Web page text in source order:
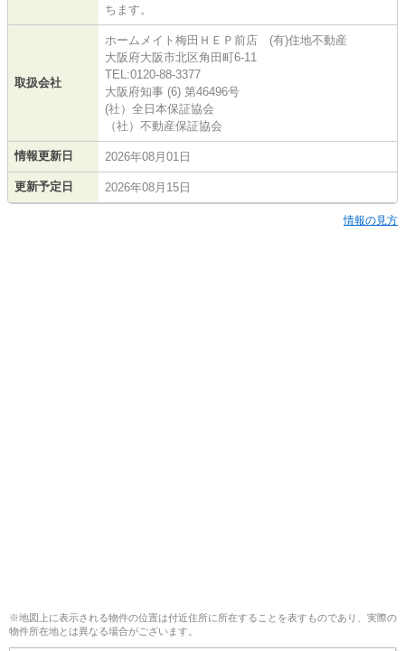
ちます。
取扱会社
ホームメイト梅田ＨＥＰ前店 (有)住地不動産
大阪府大阪市北区角田町6-11
TEL:0120-88-3377
大阪府知事 (6) 第46496号
(社）全日本保証協会
（社）不動産保証協会
情報更新日 2026年08月01日
更新予定日 2026年08月15日
情報の見方
※地図上に表示される物件の位置は付近住所に所在することを表すものであり、実際の
物件所在地とは異なる場合がございます。